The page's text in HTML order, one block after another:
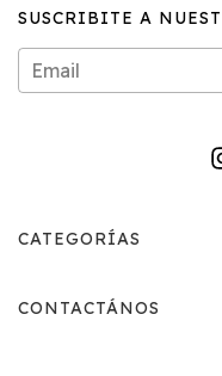
SUSCRIBITE A
CATEGORÍAS
CONTACTÁNOS